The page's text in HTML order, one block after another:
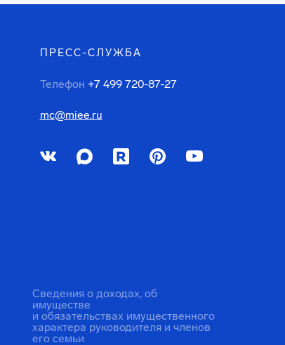
ПРЕСС-СЛУЖБА
Телефон +7 499 720-87-27
mc@miee.ru
Сведения о доходах, об
имуществе
и обязательствах имущественного
характера руководителя и членов
его семьи